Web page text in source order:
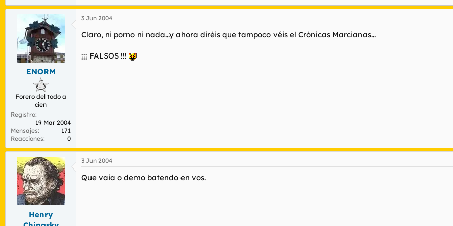
ENORM
Forero del todo a
cien
Registro
19 Mar 2004
Mensajes
171
Reacciones
0
3 Jun 2004
Claro, ni porno ni nada...y ahora diréis que tampoco véis el Crónicas Marcianas...
¡¡¡ FALSOS !!!
Henry
3 Jun 2004
Que vaia o demo batendo en vos.